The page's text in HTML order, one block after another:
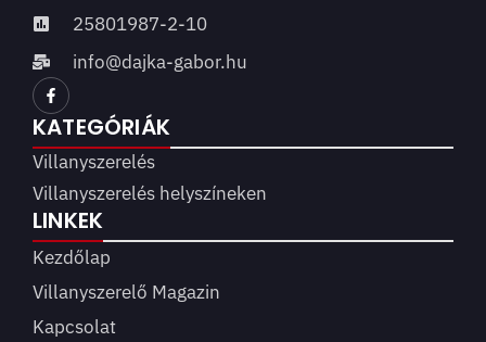
25801987-2-10
info@dajka-gabor.hu
KATEGÓRIÁK
Villanyszerelés
Villanyszerelés helyszíneken
LINKEK
Kezdőlap
Villanyszerelő Magazin
Kapcsolat